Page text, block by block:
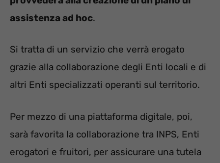
assistenza ad hoc.
Si tratta di un servizio che verrà erogato
grazie alla collaborazione degli Enti locali e di
altri Enti specializzati operanti sul territorio.
Per mezzo di una piattaforma digitale, poi,
sarà favorita la collaborazione tra INPS, Enti
erogatori e fruitori, per assicurare una tutela